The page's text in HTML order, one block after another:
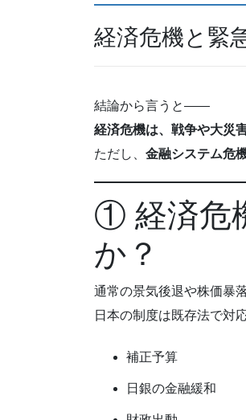
経済危機と緊
結論から言うと――
経済危機は、戦争や大災
ただし、 金融システム危
① 経済危
か？
通常の景気後退や株価暴落
日本の制度は既存法で対
補正予算
日銀の金融緩和